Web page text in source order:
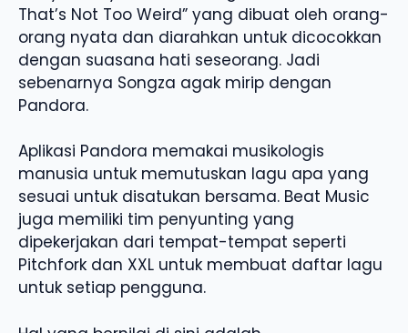
That’s Not Too Weird” yang dibuat oleh orang-
orang nyata dan diarahkan untuk dicocokkan
dengan suasana hati seseorang. Jadi
sebenarnya Songza agak mirip dengan
Pandora.
Aplikasi Pandora memakai musikologis
manusia untuk memutuskan lagu apa yang
sesuai untuk disatukan bersama. Beat Music
juga memiliki tim penyunting yang
dipekerjakan dari tempat-tempat seperti
Pitchfork dan XXL untuk membuat daftar lagu
untuk setiap pengguna.